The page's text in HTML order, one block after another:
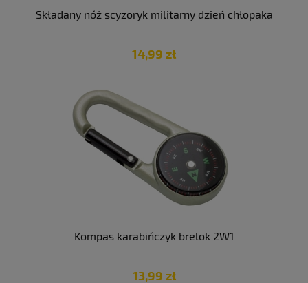
Składany nóż scyzoryk militarny dzień chłopaka
14,99 zł
Kompas karabińczyk brelok 2W1
13,99 zł